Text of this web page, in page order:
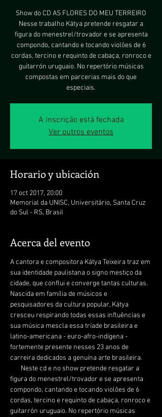
Show do CD AS FLORES DO MEU TERREIRO
Nesse trabalho Kátya pretende resgatar a
figura do menestrel/trovador e se apresenta
compondo, cantando e tocando violões de 6
cordas, tercino e requinto de cabaça, ronroco e
guitarrón uruguaio. No repertório músicas
compostas em parcerias mais do que
especiais.
A inscrição está fechada
Ver outros eventos
Horario y ubicación
17 oct 2017, 20:00
Memorial da UNISC, Universitário, Santa Cruz
do Sul - RS, Brasil
Acerca del evento
A cantora e compositora Kátya Teixeira traz em
sua identidade paulistana o signo mestiço da
cidade, que conflui e converge tantas culturas.
Nascida em família de músicos e
pesquisadores da cultura popular, Kátya
cresceu respirando todas essas influências e
sua música mescla essa tríade brasileira e
latino-americana - euro-afro-indígena -
fortemente presente nesses 23 anos de
figura do menestrel/trovador e se apresenta
compondo, cantando e tocando violões de 6
cordas, tercino e requinto de cabaça, ronroco e
guitarrón uruguaio. No repertório músicas